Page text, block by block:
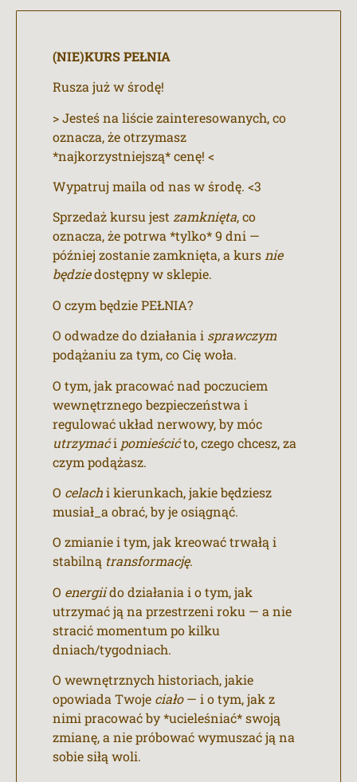
(NIE)KURS PEŁNIA
Rusza już w środę!
> Jesteś na liście zainteresowanych, co
oznacza, że otrzymasz
*najkorzystniejszą* cenę! <
Wypatruj maila od nas w środę. <3
Sprzedaż kursu jestzamknięta, co
oznacza, że potrwa *tylko* 9 dni —
później zostanie zamknięta, a kursnie
będziedostępny w sklepie.
O czym będzie PEŁNIA?
O odwadze do działania i sprawczym
podążaniu za tym, co Cię woła.
O tym, jak pracować nad poczuciem
wewnętrznego bezpieczeństwa i
regulować układ nerwowy, by móc
utrzymaći pomieścićto, czego chcesz, za
czym podążasz.
O celachi kierunkach, jakie będziesz
musiał_a obrać, by je osiągnąć.
O zmianie i tym, jak kreować trwałą i
stabilną transformację.
O energiido działania i o tym, jak
utrzymać ją na przestrzeni roku — a nie
stracić momentum po kilku
dniach/tygodniach.
O wewnętrznych historiach, jakie
opowiada Twoje ciało— i o tym, jak z
nimi pracować by *ucieleśniać* swoją
zmianę, a nie próbować wymuszać ją na
sobie siłą woli.